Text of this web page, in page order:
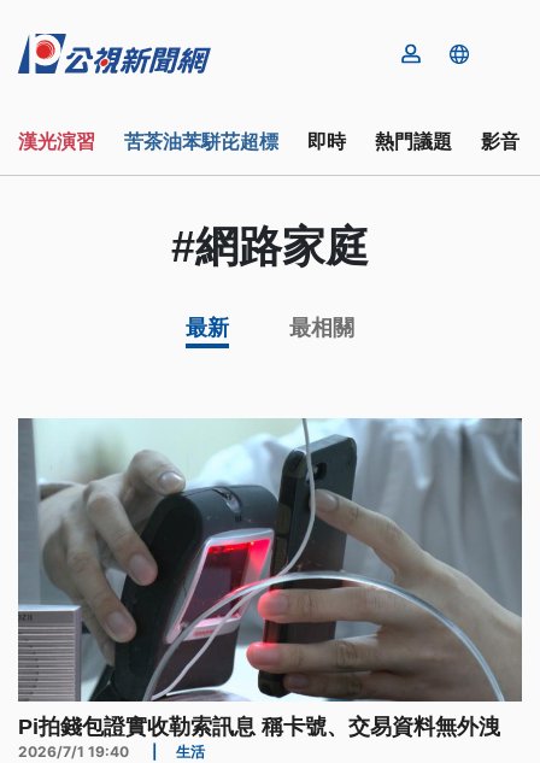
漢光演習 苦茶油苯駢芘超標 即時 熱門議題 影音
#網路家庭
最新 最相關
Pi拍錢包證實收勒索訊息 稱卡號、交易資料無外洩
2026/7/1 19:40 生活